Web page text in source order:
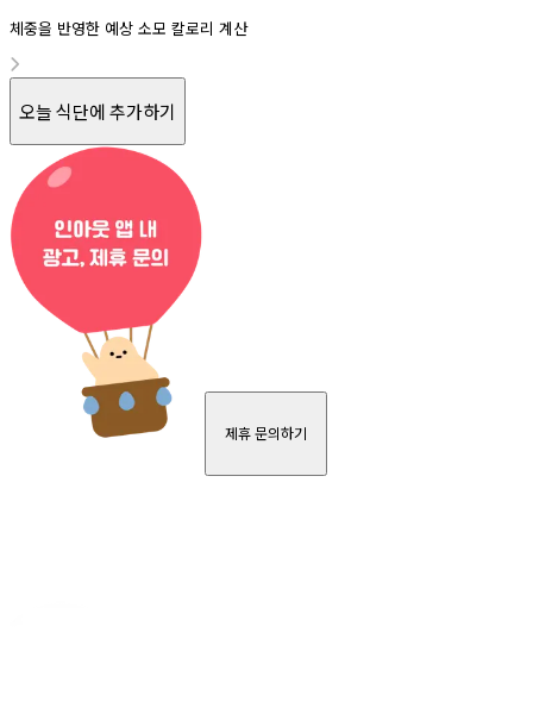
체중을 반영한 예상 소모 칼로리 계산
오늘 식단에 추가하기
제휴 문의하기